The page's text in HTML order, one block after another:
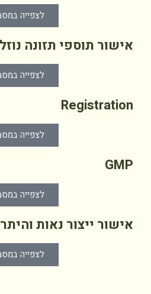
לצפייה
אישור תוספי תזונה
לצפייה
Registration
לצפייה
GMP
לצפייה
אישור ייצור נאות
לצפייה